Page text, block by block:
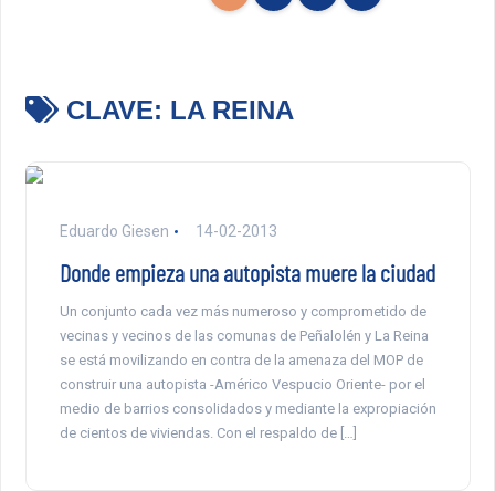
CLAVE: LA REINA
Eduardo Giesen 14-02-2013
Donde empieza una autopista muere la ciudad
Un conjunto cada vez más numeroso y comprometido de
vecinas y vecinos de las comunas de Peñalolén y La Reina
se está movilizando en contra de la amenaza del MOP de
construir una autopista -Américo Vespucio Oriente- por el
medio de barrios consolidados y mediante la expropiación
de cientos de viviendas. Con el respaldo de […]